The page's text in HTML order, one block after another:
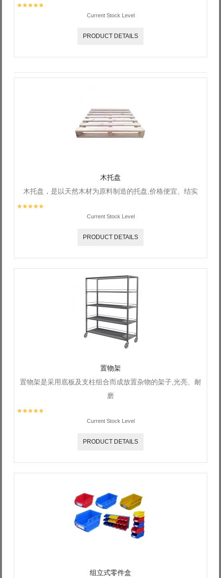
Current Stock Level
PRODUCT DETAILS
木托盘
木托盘，是以天然木材为原料制造的托盘,价格便宜、结实
Current Stock Level
PRODUCT DETAILS
置物架
置物架是采用底板及支柱组合而成放置杂物的架子,光亮、耐
磨
Current Stock Level
PRODUCT DETAILS
组立式零件盒